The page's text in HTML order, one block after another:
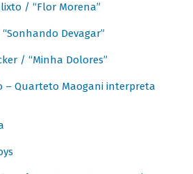
/ “Flor Morena”
Devagar”
/ “Minha Dolores”
– Quarteto Maogani interpreta